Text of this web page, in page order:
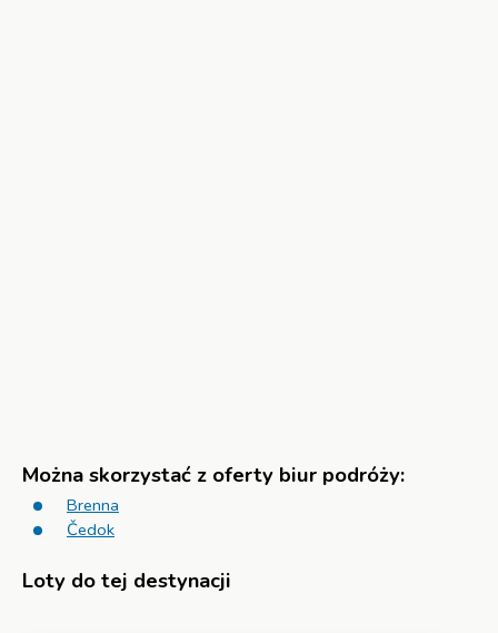
Można skorzystać z oferty biur podróży:
Brenna
Čedok
Loty do tej destynacji